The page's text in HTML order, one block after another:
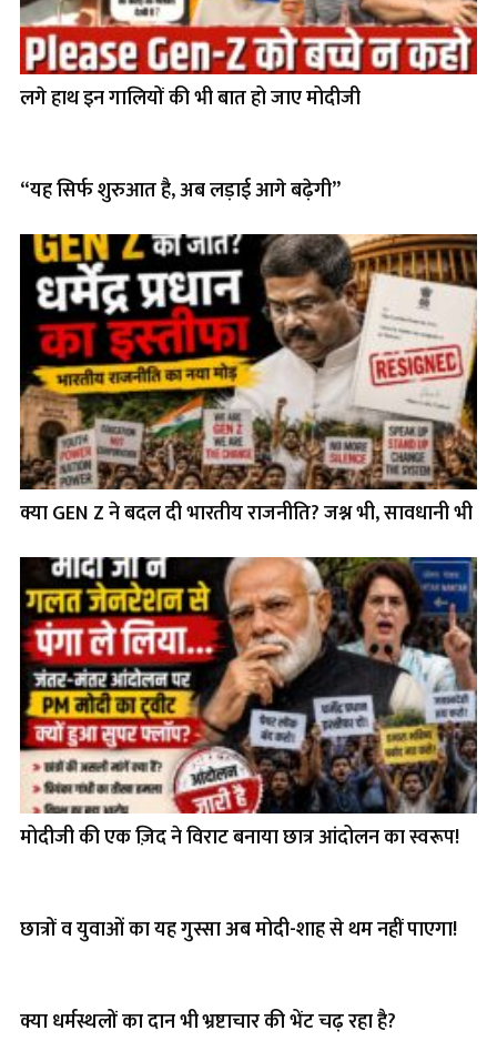
लगे हाथ इन गालियों की भी बात हो जाए मोदीजी
“यह सिर्फ शुरुआत है, अब लड़ाई आगे बढ़ेगी”
क्या GEN Z ने बदल दी भारतीय राजनीति? जश्न भी, सावधानी भी
मोदीजी की एक ज़िद ने विराट बनाया छात्र आंदोलन का स्वरूप!
छात्रों व युवाओं का यह गुस्सा अब मोदी-शाह से थम नहीं पाएगा!
क्या धर्मस्थलों का दान भी भ्रष्टाचार की भेंट चढ़ रहा है?